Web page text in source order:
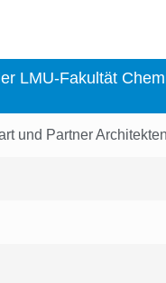
LMU-Fakultät
und Partner Architekten